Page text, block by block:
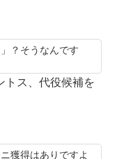
？そうなんです
トス、代役候補を
獲得はありですよ